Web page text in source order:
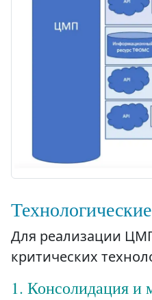
Для реализации
критических
1. Консолидация и